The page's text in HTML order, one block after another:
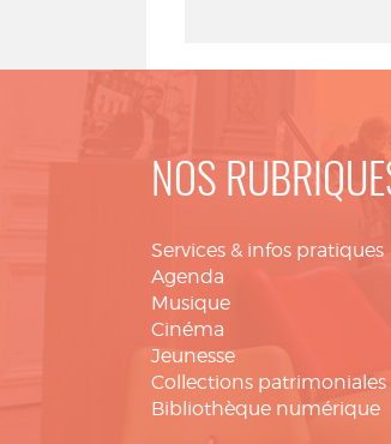
NOS
Services & infos pratiques
Agenda
Musique
Cinéma
Jeunesse
Collections patrimoniales
Bibliothèque numérique